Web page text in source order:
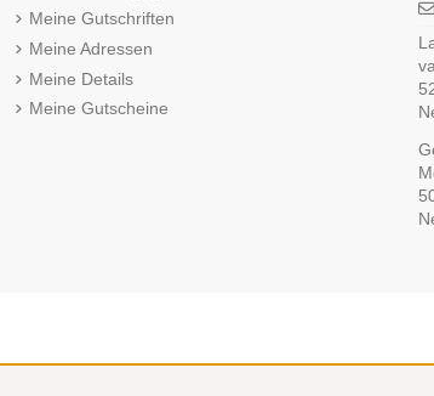
Meine Gutschriften
Meine Adressen
Meine Details
Meine Gutscheine